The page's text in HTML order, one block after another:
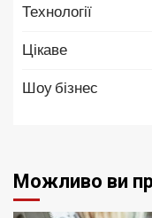
Технології
Цікаве
Шоу бізнес
Можливо ви